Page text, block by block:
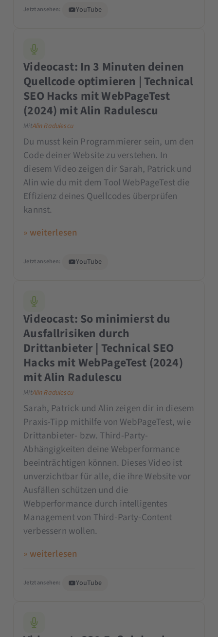
Jetzt ansehen: YouTube
Videocast: In 3 Minuten deinen
Quellcode optimieren | Technical
SEO Hacks mit WebPageTest
(2024) mit Alin Radulescu
MitAlin Radulescu
Du musst kein Programmierer sein, um den
Code deiner Website zu verstehen. In
diesem Video zeigen dir Sarah, Patrick und
Alin wie du mit dem Tool WebPageTest die
Effizienz deines Quellcodes überprüfen
kannst.
» weiterlesen
Jetzt ansehen: YouTube
Videocast: So minimierst du
Ausfallrisiken durch
Drittanbieter | Technical SEO
Hacks mit WebPageTest (2024)
mit Alin Radulescu
MitAlin Radulescu
Sarah, Patrick und Alin zeigen dir in diesem
Praxis-Tipp mithilfe von WebPageTest, wie
Drittanbieter- bzw. Third-Party-
Abhängigkeiten deine Webperformance
beeinträchtigen können. Dieses Video ist
unverzichtbar für alle, die ihre Website vor
Ausfällen schützen und die
Webperformance durch intelligentes
Management von Third-Party-Content
verbessern wollen.
» weiterlesen
Jetzt ansehen: YouTube